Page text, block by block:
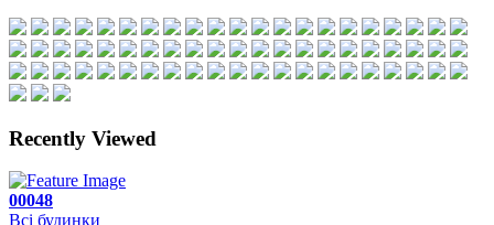
Recently Viewed
00048
Всі будинки